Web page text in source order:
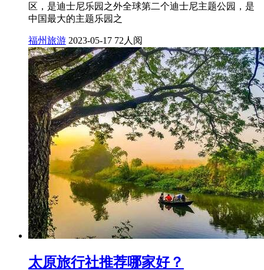
区，是迪士尼乐园之外全球第二个迪士尼主题公园，是
中国最大的主题乐园之
福州旅游 2023-05-17 72人阅
太原旅行社推荐哪家好？